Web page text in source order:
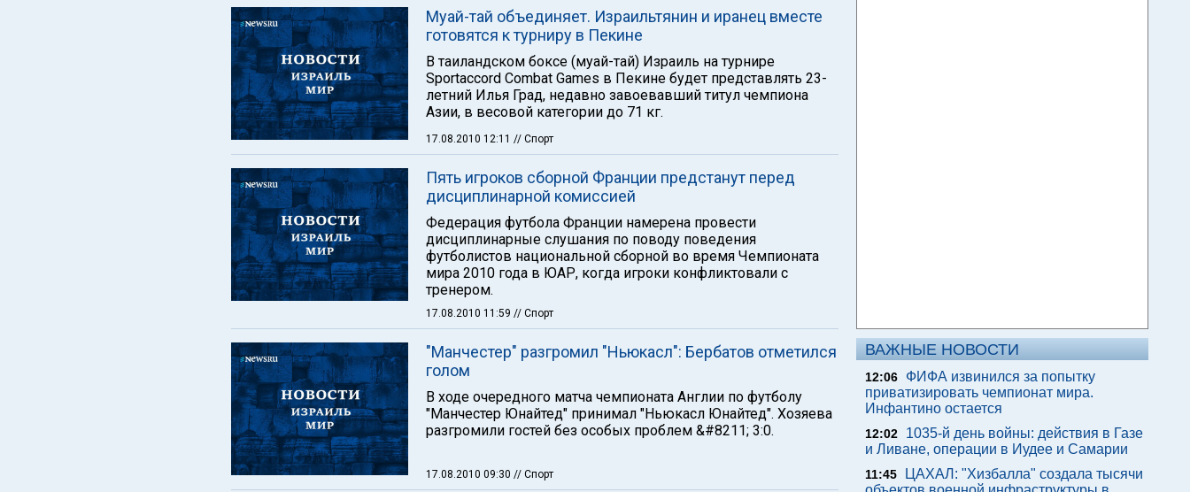
Муай-тай объединяет. Израильтянин и иранец вместе
готовятся к турниру в Пекине
В таиландском боксе (муай-тай) Израиль на турнире
Sportaccord Combat Games в Пекине будет представлять 23-
летний Илья Град, недавно завоевавший титул чемпиона
Азии, в весовой категории до 71 кг.
17.08.2010 12:11 // Спорт
Пять игроков сборной Франции предстанут перед
дисциплинарной комиссией
Федерация футбола Франции намерена провести
дисциплинарные слушания по поводу поведения
футболистов национальной сборной во время Чемпионата
мира 2010 года в ЮАР, когда игроки конфликтовали с
тренером.
17.08.2010 11:59 // Спорт
"Манчестер" разгромил "Ньюкасл": Бербатов отметился
голом
В ходе очередного матча чемпионата Англии по футболу
"Манчестер Юнайтед" принимал "Ньюкасл Юнайтед". Хозяева
разгромили гостей без особых проблем &#8211; 3:0.
17.08.2010 09:30 // Спорт
ВАЖНЫЕ НОВОСТИ
12:06
ФИФА извинился за попытку
приватизировать чемпионат мира.
Инфантино остается
12:02
1035-й день войны: действия в Газе
и Ливане, операции в Иудее и Самарии
11:45
ЦАХАЛ: "Хизбалла" создала тысячи